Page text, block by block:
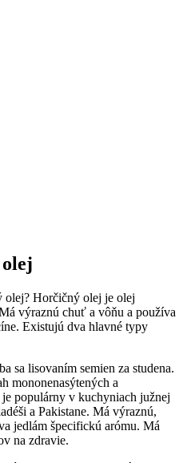
olej? Horčičný olej je olej
výraznú chuť a vôňu a používa
Existujú dva hlavné typy
sa lisovaním semien za studena.
mononenasýtených a
populárny v kuchyniach južnej
a Pakistane. Má výraznú,
jedlám špecifickú arómu. Má
na zdravie.